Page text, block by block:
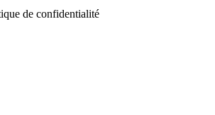
de confidentialité